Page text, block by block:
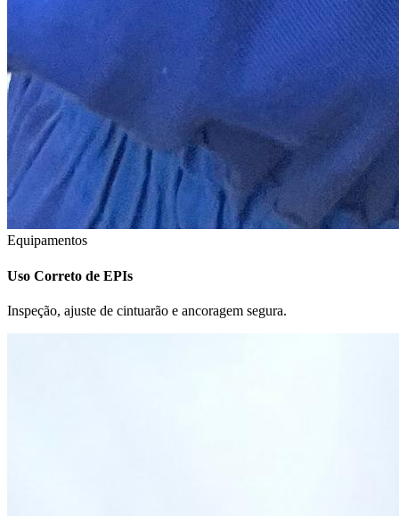
Equipamentos
Uso Correto de EPIs
Inspeção, ajuste de cintuarão e ancoragem segura.